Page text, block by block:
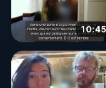
________________
▶ Facebook
▶ Instagram
▶ Site RGNR :
10:45